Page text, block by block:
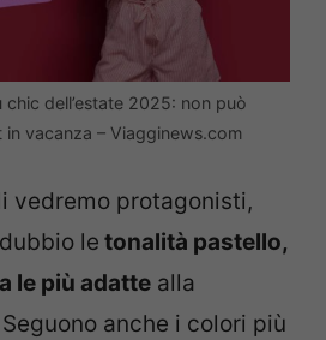
chic dell’estate 2025: non può
vacanza – Viagginews.com
vedremo protagonisti,
le tonalità pastello,
le più adatte alla
anche i colori più